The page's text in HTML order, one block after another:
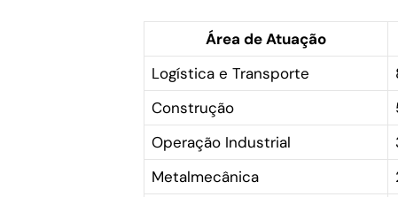
Área de Atuação
Logística e Transporte
Construção
Operação Industrial
Metalmecânica